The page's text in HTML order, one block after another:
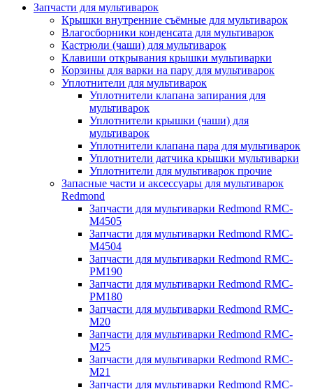
Запчасти для мультиварок
Крышки внутренние съёмные для мультиварок
Влагосборники конденсата для мультиварок
Кастрюли (чаши) для мультиварок
Клавиши открывания крышки мультиварки
Корзины для варки на пару для мультиварок
Уплотнители для мультиварок
Уплотнители клапана запирания для
мультиварок
Уплотнители крышки (чаши) для
мультиварок
Уплотнители клапана пара для мультиварок
Уплотнители датчика крышки мультиварки
Уплотнители для мультиварок прочие
Запасные части и аксессуары для мультиварок
Redmond
Запчасти для мультиварки Redmond RMC-
M4505
Запчасти для мультиварки Redmond RMC-
M4504
Запчасти для мультиварки Redmond RMC-
PM190
Запчасти для мультиварки Redmond RMC-
PM180
Запчасти для мультиварки Redmond RMC-
M20
Запчасти для мультиварки Redmond RMC-
M25
Запчасти для мультиварки Redmond RMC-
M21
Запчасти для мультиварки Redmond RMC-